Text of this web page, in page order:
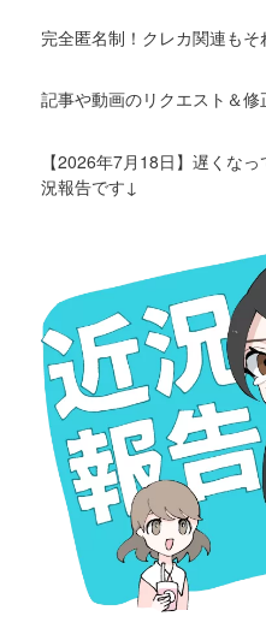
完全匿名制！クレカ関連も
記事や動画のリクエスト＆
【2026年7月18日】遅くな
況報告です↓